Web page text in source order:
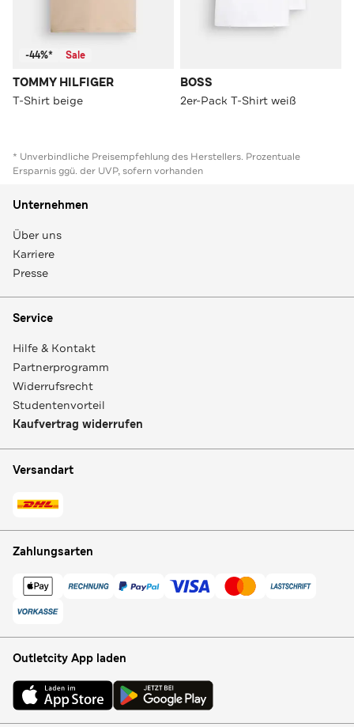
-44%* Sale
TOMMY HILFIGER
T-Shirt beige
BOSS
2er-Pack T-Shirt weiß
* Unverbindliche Preisempfehlung des Herstellers. Prozentuale
Ersparnis ggü. der UVP, sofern vorhanden
Unternehmen
Über uns
Karriere
Presse
Service
Hilfe & Kontakt
Partnerprogramm
Widerrufsrecht
Studentenvorteil
Kaufvertrag widerrufen
Versandart
Zahlungsarten
Outletcity App laden